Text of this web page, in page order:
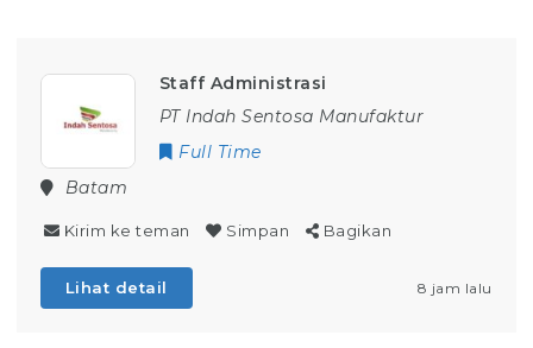
Staff Administrasi
PT Indah Sentosa Manufaktur
Full Time
Batam
Kirim ke teman Simpan Bagikan
Lihat detail 8 jam lalu